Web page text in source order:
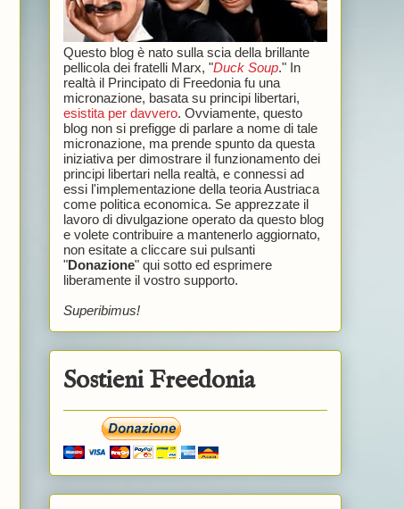
Questo blog è nato sulla scia della brillante
pellicola dei fratelli Marx, "Duck Soup." In
realtà il Principato di Freedonia fu una
micronazione, basata su principi libertari,
esistita per davvero. Ovviamente, questo
blog non si prefigge di parlare a nome di tale
micronazione, ma prende spunto da questa
iniziativa per dimostrare il funzionamento dei
principi libertari nella realtà, e connessi ad
essi l'implementazione della teoria Austriaca
come politica economica. Se apprezzate il
lavoro di divulgazione operato da questo blog
e volete contribuire a mantenerlo aggiornato,
non esitate a cliccare sui pulsanti
"Donazione" qui sotto ed esprimere
liberamente il vostro supporto.
Superibimus!
Sostieni Freedonia